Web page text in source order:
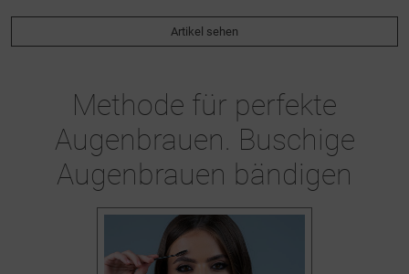
Artikel sehen
Methode für perfekte
Augenbrauen. Buschige
Augenbrauen bändigen